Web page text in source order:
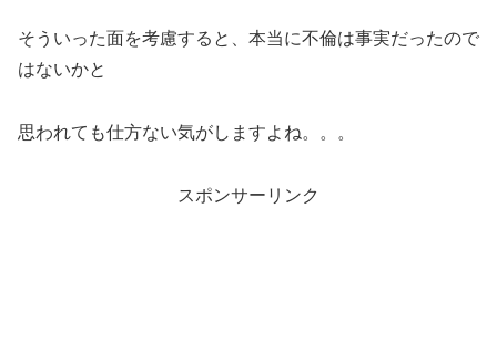
そういった面を考慮すると、本当に不倫は事実だったので
はないかと
思われても仕方ない気がしますよね。。。
スポンサーリンク